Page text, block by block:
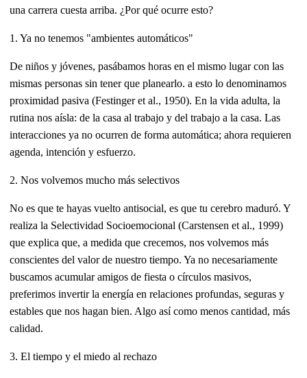
una carrera cuesta arriba. ¿Por qué ocurre esto?
1. Ya no tenemos "ambientes automáticos"
De niños y jóvenes, pasábamos horas en el mismo lugar con las
mismas personas sin tener que planearlo. a esto lo denominamos
proximidad pasiva (Festinger et al., 1950). En la vida adulta, la
rutina nos aísla: de la casa al trabajo y del trabajo a la casa. Las
interacciones ya no ocurren de forma automática; ahora requieren
agenda, intención y esfuerzo.
2. Nos volvemos mucho más selectivos
No es que te hayas vuelto antisocial, es que tu cerebro maduró. Y
realiza la Selectividad Socioemocional (Carstensen et al., 1999)
que explica que, a medida que crecemos, nos volvemos más
conscientes del valor de nuestro tiempo. Ya no necesariamente
buscamos acumular amigos de fiesta o círculos masivos,
preferimos invertir la energía en relaciones profundas, seguras y
estables que nos hagan bien. Algo así como menos cantidad, más
calidad.
3. El tiempo y el miedo al rechazo